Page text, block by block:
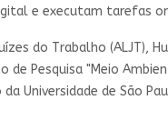
e executam tarefas
do Trabalho (ALJT),
Pesquisa "Meio
Universidade de São